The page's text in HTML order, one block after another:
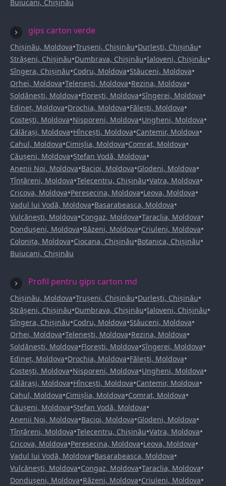
Buiucani, Chișinău
gips carton verde
Chișinău, Moldova•Trușeni, Chișinău•Durlești, Chișinău•
Strășeni, Chișinău•Dumbrava, Chișinău•Ialoveni, Chișinău•
Sîngera, Chișinău•Codru, Moldova•Stăuceni, Moldova•
Orhei, Moldova•Telenești, Moldova•Rezina, Moldova•
Șoldănești, Moldova•Florești, Moldova•Sîngerei, Moldova•
Edineț, Moldova•Drochia, Moldova•Fălești, Moldova•
Costești, Moldova•Nisporeni, Moldova•Ungheni, Moldova•
Călărași, Moldova•Hîncești, Moldova•Cantemir, Moldova•
Cahul, Moldova•Cimișlia, Moldova•Comrat, Moldova•
Căușeni, Moldova•Ștefan Vodă, Moldova•
Anenii Noi, Moldova•Bacioi, Moldova•Glodeni, Moldova•
Țînțăreni, Moldova•Telecentru, Chișinău•Vatra, Moldova•
Cricova, Moldova•Peresecina, Moldova•Leova, Moldova•
Vadul lui Vodă, Moldova•Basarabeasca, Moldova•
Vulcănești, Moldova•Congaz, Moldova•Taraclia, Moldova•
Dondușeni, Moldova•Răzeni, Moldova•Criuleni, Moldova•
Colonița, Moldova•Ciocana, Chișinău•Botanica, Chișinău•
Buiucani, Chișinău
Profil pentru gips carton md
Chișinău, Moldova•Trușeni, Chișinău•Durlești, Chișinău•
Strășeni, Chișinău•Dumbrava, Chișinău•Ialoveni, Chișinău•
Sîngera, Chișinău•Codru, Moldova•Stăuceni, Moldova•
Orhei, Moldova•Telenești, Moldova•Rezina, Moldova•
Șoldănești, Moldova•Florești, Moldova•Sîngerei, Moldova•
Edineț, Moldova•Drochia, Moldova•Fălești, Moldova•
Costești, Moldova•Nisporeni, Moldova•Ungheni, Moldova•
Călărași, Moldova•Hîncești, Moldova•Cantemir, Moldova•
Cahul, Moldova•Cimișlia, Moldova•Comrat, Moldova•
Căușeni, Moldova•Ștefan Vodă, Moldova•
Anenii Noi, Moldova•Bacioi, Moldova•Glodeni, Moldova•
Țînțăreni, Moldova•Telecentru, Chișinău•Vatra, Moldova•
Cricova, Moldova•Peresecina, Moldova•Leova, Moldova•
Vadul lui Vodă, Moldova•Basarabeasca, Moldova•
Vulcănești, Moldova•Congaz, Moldova•Taraclia, Moldova•
Dondușeni, Moldova•Răzeni, Moldova•Criuleni, Moldova•